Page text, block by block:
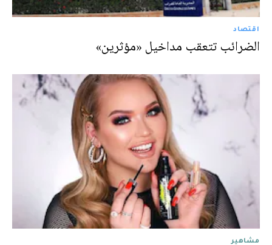
اقتصاد
الضرائب تتعقب مداخيل «مؤثرين»
مشاهير